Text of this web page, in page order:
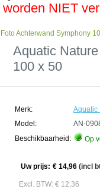
NIET
Achterwand Symphony
Aquatic
100 x 50
Merk:
Aquatic
Model:
AN-
Beschikbaarheid:
Op
Uw prijs: € 14,96 (incl
Excl. BTW: € 12,36